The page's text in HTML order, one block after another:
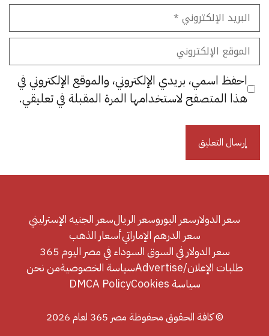
البريد
الإلكتروني
الموقع
الإلكتروني
احفظ اسمي، بريدي الإلكتروني، والموقع الإلكتروني في
هذا المتصفح لاستخدامها المرة المقبلة في تعليقي.
سعر الدولارسعر اليوروسعر الريالسعر الجنيه الإسترليني
سعر الدرهم الإماراتيأسعار الذهب
سعر الدولار في السوق السوداء في مصر اليوم 365
طلبات الإعلان/Advertise
سياسة الخصوصيةمن نحن
سياسة Cookies
DMCA Policy
© كافة الحقوق محفوظة مصر 365 لعام 2026